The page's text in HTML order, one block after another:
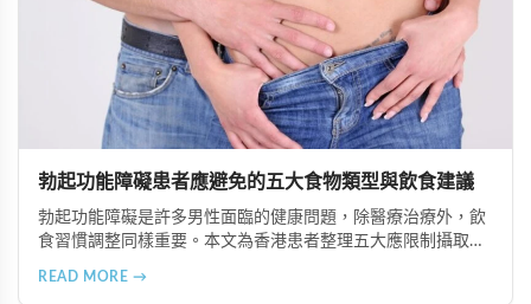
勃起功能障礙患者應避免的五大食物類型與飲食建議
勃起功能障礙是許多男性面臨的健康問題，除醫療治療外，飲
食習慣調整同樣重要。本文為香港患者整理五大應限制攝取的
READ MORE →